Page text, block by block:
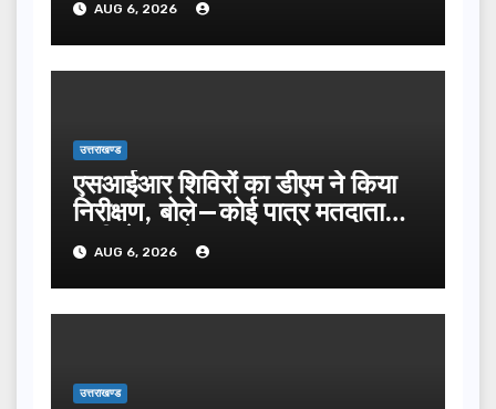
AUG 6, 2026
उत्तराखण्ड
एसआईआर शिविरों का डीएम ने किया
निरीक्षण, बोले—कोई पात्र मतदाता
सूची से न छूटे…
AUG 6, 2026
उत्तराखण्ड